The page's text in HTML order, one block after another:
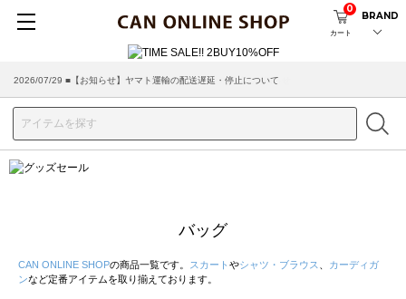
カート
0
BRAND
2026/07/29 ■【お知らせ】ヤマト運輸の配送遅延・停止について
バッグ
CAN ONLINE SHOPの商品一覧です。 スカート やシャツ・ブラウス
カーディガ
ンなど定番アイテムを取り揃えております。